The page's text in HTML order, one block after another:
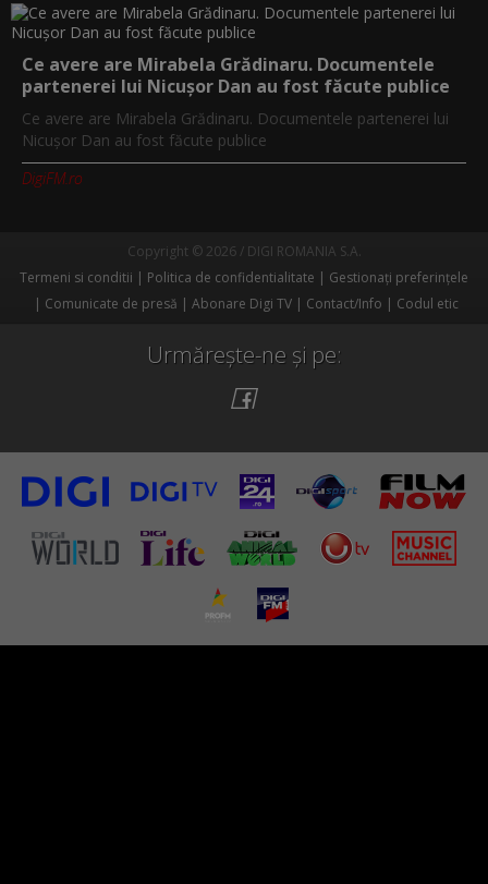
Ce avere are Mirabela Grădinaru. Documentele
partenerei lui Nicușor Dan au fost făcute publice
Ce avere are Mirabela Grădinaru. Documentele partenerei lui
Nicușor Dan au fost făcute publice
DigiFM.ro
Copyright © 2026 / DIGI ROMANIA S.A.
Termeni si conditii
Politica de confidentialitate
Gestionați preferințele
Comunicate de presă
Abonare Digi TV Contact/Info Codul etic
Urmărește-ne și pe: